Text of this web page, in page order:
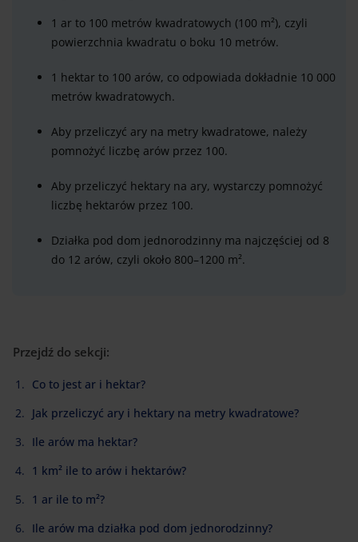
1 ar to 100 metrów kwadratowych (100 m²), czyli
powierzchnia kwadratu o boku 10 metrów.
1 hektar to 100 arów, co odpowiada dokładnie 10 000
metrów kwadratowych.
Aby przeliczyć ary na metry kwadratowe, należy
pomnożyć liczbę arów przez 100.
Aby przeliczyć hektary na ary, wystarczy pomnożyć
liczbę hektarów przez 100.
Działka pod dom jednorodzinny ma najczęściej od 8
do 12 arów, czyli około 800–1200 m².
Przejdź do sekcji:
Co to jest ar i hektar?
Jak przeliczyć ary i hektary na metry kwadratowe?
Ile arów ma hektar?
1 km² ile to arów i hektarów?
1 ar ile to m²?
Ile arów ma działka pod dom jednorodzinny?